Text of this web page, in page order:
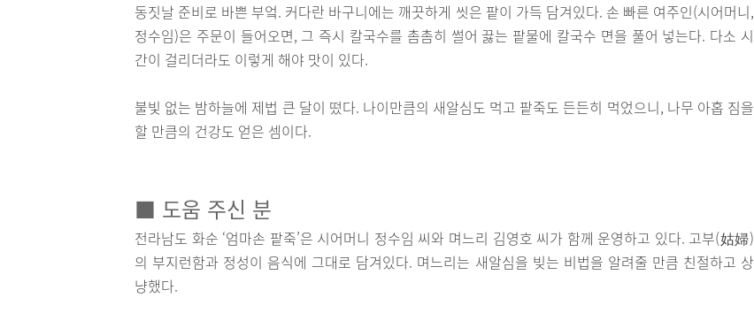
동짓날 준비로 바쁜 부엌. 커다란 바구니에는 깨끗하게 씻은 팥이 가득 담겨있다. 손 빠른 여주인(시어머니,
정수임)은 주문이 들어오면, 그 즉시 칼국수를 촘촘히 썰어 끓는 팥물에 칼국수 면을 풀어 넣는다. 다소 시
간이 걸리더라도 이렇게 해야 맛이 있다.
불빛 없는 밤하늘에 제법 큰 달이 떴다. 나이만큼의 새알심도 먹고 팥죽도 든든히 먹었으니, 나무 아홉 짐을
할 만큼의 건강도 얻은 셈이다.
■ 도움 주신 분
전라남도 화순 ‘엄마손 팥죽’은 시어머니 정수임 씨와 며느리 김영호 씨가 함께 운영하고 있다. 고부(姑婦)
의 부지런함과 정성이 음식에 그대로 담겨있다. 며느리는 새알심을 빚는 비법을 알려줄 만큼 친절하고 상
냥했다.